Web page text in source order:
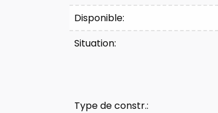
Disponible:
Situation:
Type de constr.: